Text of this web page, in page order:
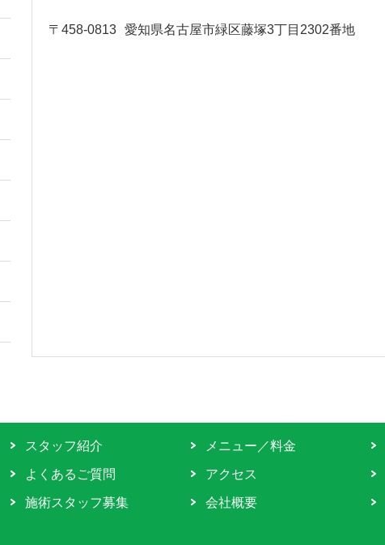
〒458-0813 愛知県名古屋市緑区藤塚3丁目2302番地
スタッフ紹介 メニュー／料金
よくあるご質問 アクセス
施術スタッフ募集 会社概要